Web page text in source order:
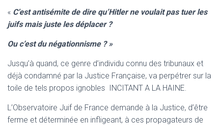
« C’est antisémite de dire qu’Hitler ne voulait pas tuer les
juifs mais juste les déplacer ?
Ou c’est du négationnisme ? »
Jusqu’à quand, ce genre d’individu connu des tribunaux et
déjà condamné par la Justice Française, va perpétrer sur la
toile de tels propos ignobles INCITANT A LA HAINE.
L’Observatoire Juif de France demande à la Justice, d’être
ferme et déterminée en infligeant, à ces propagateurs de